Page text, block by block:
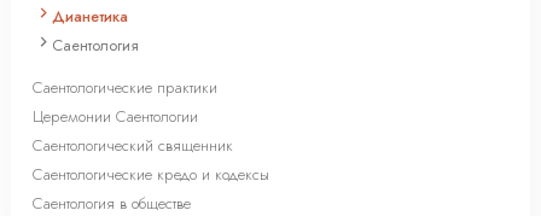
Дианетика
Саентология
Саентологические практики
Церемонии Саентологии
Саентологический священник
Саентологические кредо и кодексы
Саентология в обществе